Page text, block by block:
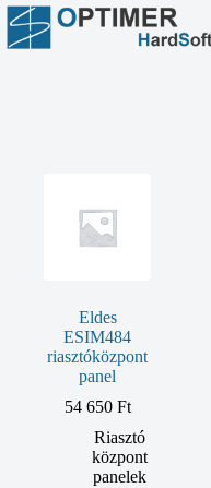
Skip
to
content
Eldes
ESIM484
riasztóközpont
panel
54 650 Ft
Riasztó
központ
panelek